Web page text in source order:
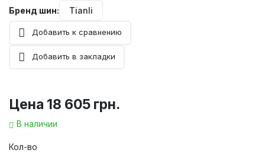
Бренд шин: Tianli
Добавить к сравнению
Добавить в закладки
Цена 18 605 грн.
В наличии
Кол-во